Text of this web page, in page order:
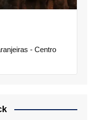
- Centro